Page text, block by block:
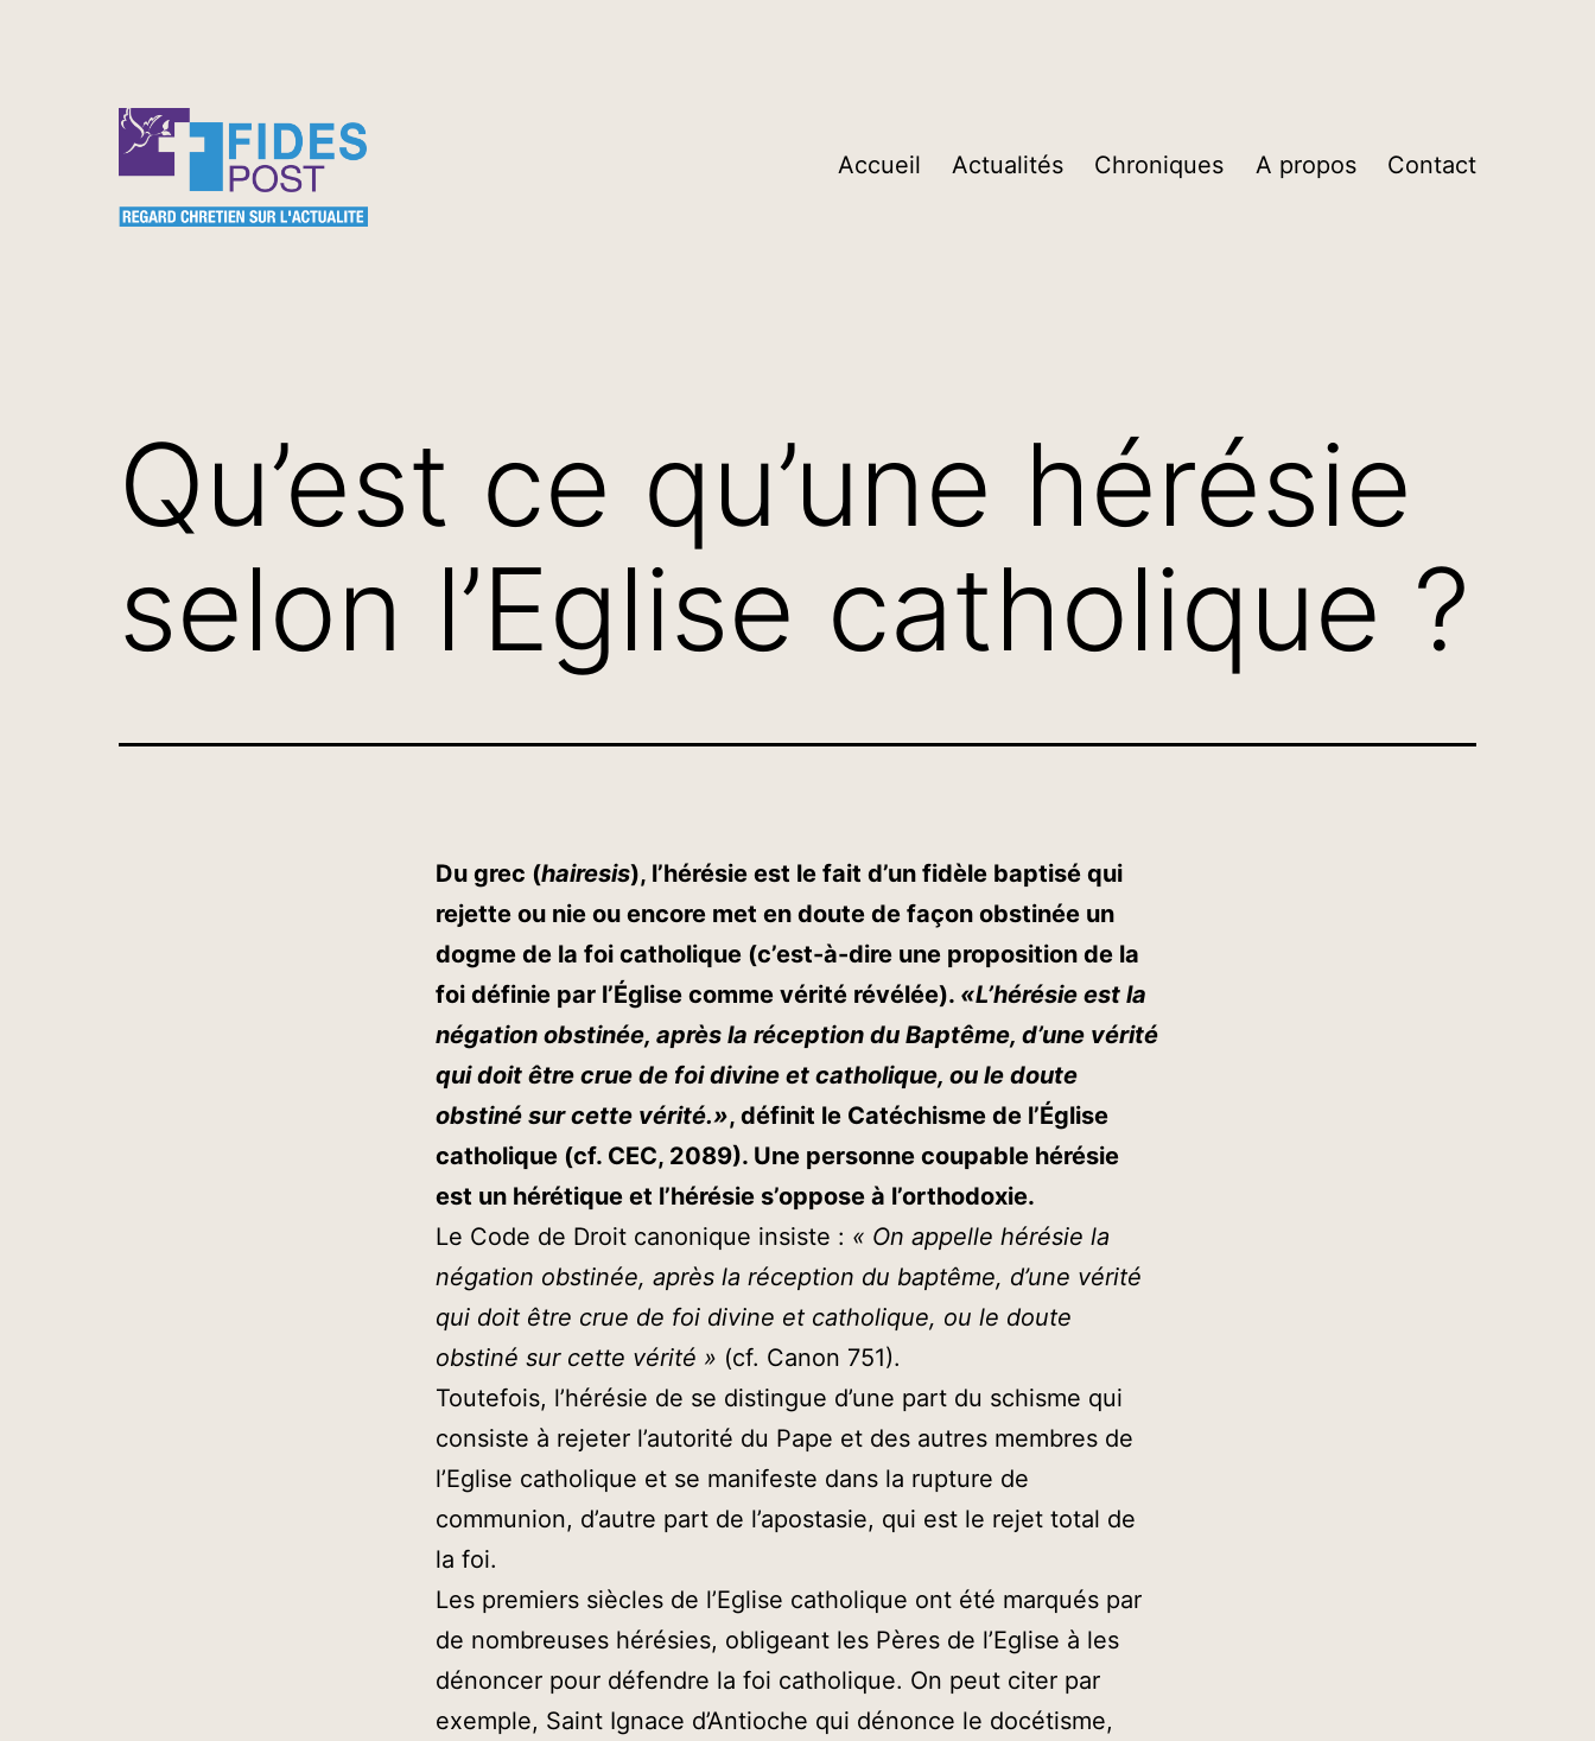
Accueil Actualités Chroniques A propos Contact
Qu’est ce qu’une hérésie
selon l’Eglise catholique ?
Du grec (hairesis), l’hérésie est le fait d’un fidèle baptisé qui
rejette ou nie ou encore met en doute de façon obstinée un
dogme de la foi catholique (c’est-à-dire une proposition de la
foi définie par l’Église comme vérité révélée). «L’hérésie est la
négation obstinée, après la réception du Baptême, d’une vérité
qui doit être crue de foi divine et catholique, ou le doute
obstiné sur cette vérité.», définit le Catéchisme de l’Église
catholique (cf. CEC, 2089). Une personne coupable hérésie
est un hérétique et l’hérésie s’oppose à l’orthodoxie.
Le Code de Droit canonique insiste : « On appelle hérésie la
négation obstinée, après la réception du baptême, d’une vérité
qui doit être crue de foi divine et catholique, ou le doute
obstiné sur cette vérité » (cf. Canon 751).
Toutefois, l’hérésie de se distingue d’une part du schisme qui
consiste à rejeter l’autorité du Pape et des autres membres de
l’Eglise catholique et se manifeste dans la rupture de
communion, d’autre part de l’apostasie, qui est le rejet total de
la foi.
Les premiers siècles de l’Eglise catholique ont été marqués par
de nombreuses hérésies, obligeant les Pères de l’Eglise à les
dénoncer pour défendre la foi catholique. On peut citer par
exemple, Saint Ignace d’Antioche qui dénonce le docétisme,